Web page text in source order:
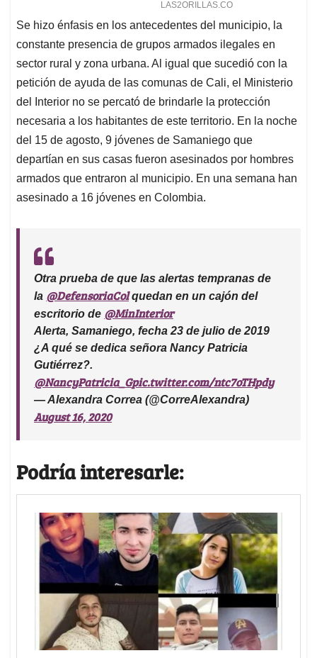
Se hizo énfasis en los antecedentes del municipio, la
constante presencia de grupos armados ilegales en
sector rural y zona urbana. Al igual que sucedió con la
petición de ayuda de las comunas de Cali, el Ministerio
del Interior no se percató de brindarle la protección
necesaria a los habitantes de este territorio. En la noche
del 15 de agosto, 9 jóvenes de Samaniego que
departían en sus casas fueron asesinados por hombres
armados que entraron al municipio. En una semana han
asesinado a 16 jóvenes en Colombia.
Otra prueba de que las alertas tempranas de
la @DefensoriaColquedan en un cajón del
escritorio de @MinInterior
Alerta, Samaniego, fecha 23 de julio de 2019
¿A qué se dedica señora Nancy Patricia
Gutiérrez?.
@NancyPatricia_Gpic.twitter.com/ntc7oTHpdy
— Alexandra Correa (@CorreAlexandra)
August 16, 2020
Podría interesarle: